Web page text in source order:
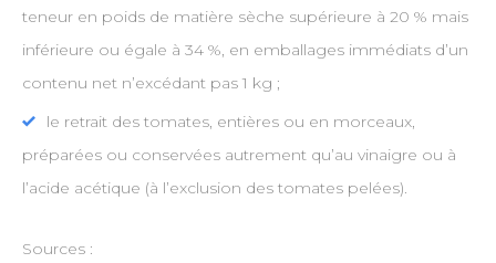
teneur en poids de matière sèche supérieure à 20 % mais
inférieure ou égale à 34 %, en emballages immédiats d’un
contenu net n’excédant pas 1 kg ;
le retrait des tomates, entières ou en morceaux,
préparées ou conservées autrement qu’au vinaigre ou à
l’acide acétique (à l’exclusion des tomates pelées).
Sources :